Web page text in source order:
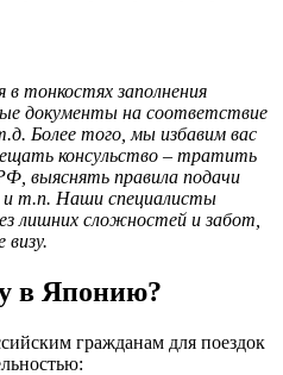
тонкостях заполнения
документы на соответствие
Более того, мы избавим вас
консульство – тратить
выяснять правила подачи
и т.п. Наши специалисты
лишних сложностей и забот,
в Японию?
гражданам для поездок